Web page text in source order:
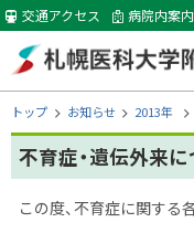
本
へ
交通アクセス 病院内案内
札幌医科
属病院
現
在
位
置
階
トップ お知らせ 2013年
不育症・遺伝外来
この度、不育症に関する